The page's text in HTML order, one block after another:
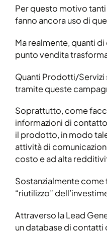
Per questo motivo
fanno ancora uso di
Ma realmente, quanti
punto vendita
Quanti Prodotti/Servizi
tramite queste
Soprattutto, come
informazioni di
il prodotto, in modo
attività di
costo e ad alta
Sostanzialmente
“riutilizzo”
Attraverso la Lead
un database di contatti